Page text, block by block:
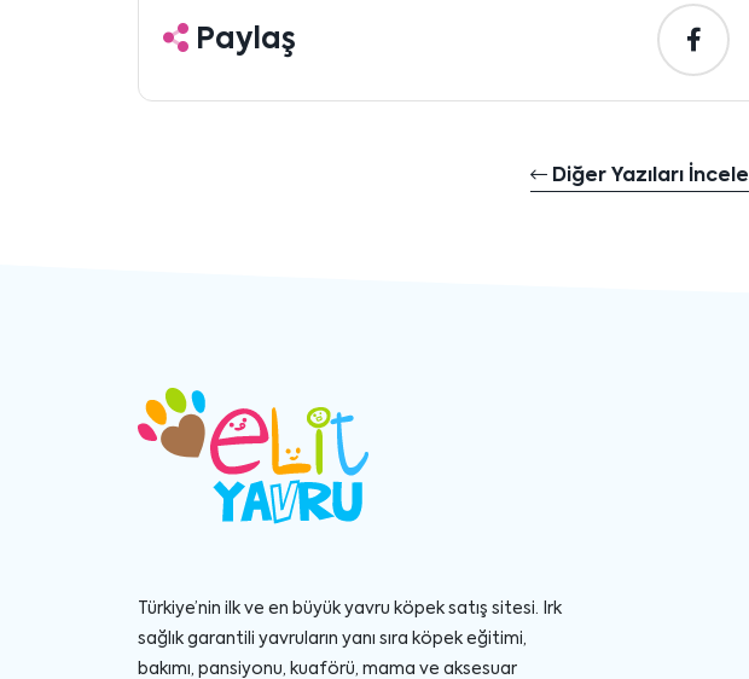
Paylaş
Diğer Yazıları İncele
Türkiye’nin ilk ve en büyük yavru köpek satış sitesi. Irk
sağlık garantili yavruların yanı sıra köpek eğitimi,
bakımı, pansiyonu, kuaförü, mama ve aksesuar